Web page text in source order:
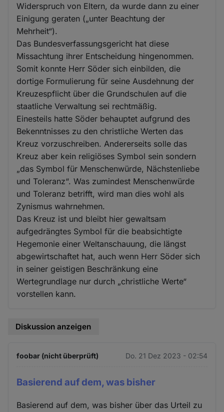
Widerspruch von Eltern, da wurde dann zu einer
Einigung geraten („unter Beachtung der
Mehrheit“).
Das Bundesverfassungsgericht hat diese
Missachtung ihrer Entscheidung hingenommen.
Somit konnte Herr Söder sich einbilden, die
dortige Formulierung für seine Ausdehnung der
Kreuzespflicht über die Grundschulen auf die
staatliche Verwaltung sei rechtmäßig.
Einesteils hatte Söder behauptet aufgrund des
Bekenntnisses zu den christliche Werten das
Kreuz vorzuschreiben. Andererseits solle das
Kreuz aber kein religiöses Symbol sein sondern
„das Symbol für Menschenwürde, Nächstenliebe
und Toleranz“. Was zumindest Menschenwürde
und Toleranz betrifft, wird man dies wohl als
Zynismus wahrnehmen.
Das Kreuz ist und bleibt hier gewaltsam
aufgedrängtes Symbol für die beabsichtigte
Hegemonie einer Weltanschauung, die längst
abgewirtschaftet hat, auch wenn Herr Söder sich
in seiner geistigen Beschränkung eine
Wertegrundlage nur durch „christliche Werte“
vorstellen kann.
Diskussion anzeigen
foobar (nicht überprüft) Do. 21 Dez 2023 - 02:54
Basierend auf dem, was bisher
Basierend auf dem, was bisher über das Urteil zu